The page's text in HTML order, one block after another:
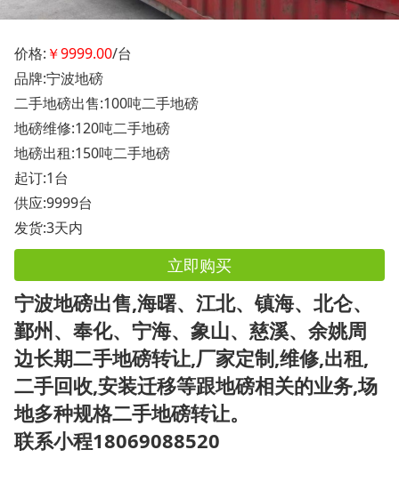
价格: ￥9999.00/台
品牌:宁波地磅
二手地磅出售:100吨二手地磅
地磅维修:120吨二手地磅
地磅出租:150吨二手地磅
起订:1台
供应:9999台
发货:3天内
立即购买
宁波地磅出售,海曙、江北、镇海、北仑、
鄞州、奉化、宁海、象山、慈溪、余姚周
边长期二手地磅转让,厂家定制,维修,出租,
二手回收,安装迁移等跟地磅相关的业务,场
地多种规格二手地磅转让。
联系小程18069088520